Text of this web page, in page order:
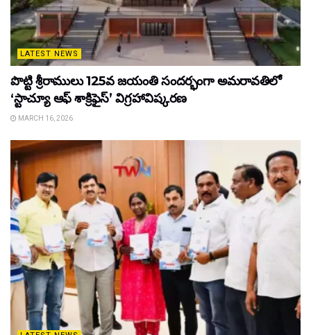
LATEST NEWS
పొట్టి శ్రీరాములు 125వ జయంతి సందర్భంగా అమరావతిలో
‘స్టాచ్యూ ఆఫ్ శాక్రిఫైస్’ విగ్రహావిష్కరణ
MARCH 16, 2026